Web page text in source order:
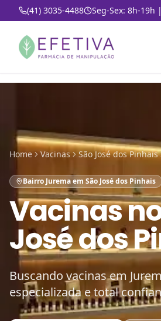
(41) 3035-4488 Seg-Sex: 8h-19h
Home Vacinas São José dos Pinhais
Bairro Jurema em São José dos Pinhais
Vacinas
José dos
Buscando vacinas em
especializada e total